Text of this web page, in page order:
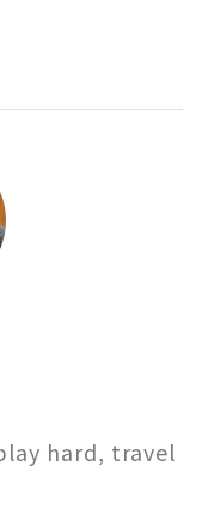
hard, travel